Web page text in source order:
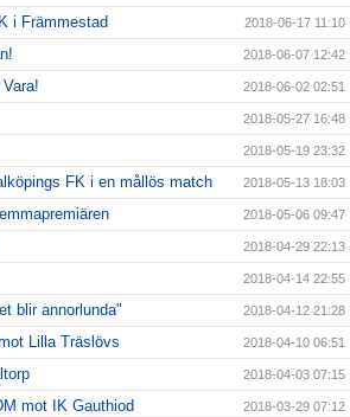
i Främmestad 2018-06-17 11:10
2018-06-07 12:42
2018-06-02 02:51
2018-05-27 16:48
2018-05-19 23:32
FK i en mållös match 2018-05-13 18:03
2018-05-06 09:47
2018-04-29 22:13
2018-04-14 22:55
blir annorlunda" 2018-04-12 21:28
Lilla Träslövs 2018-04-10 06:51
2018-04-03 07:15
mot IK Gauthiod 2018-03-29 07:12